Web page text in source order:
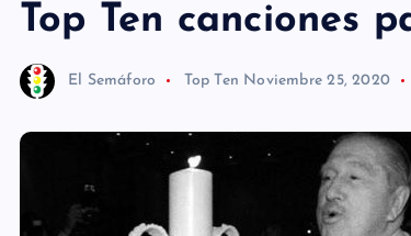
Top Ten canciones
El Semáforo Top Ten Noviembre 25, 2020